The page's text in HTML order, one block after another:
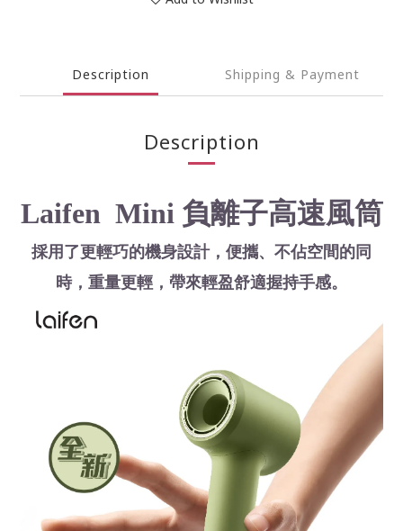
Description Shipping & Payment
Description
Laifen Mini 負離子高速風筒
採用了更輕巧的機身設計，便攜、不佔空間的同
時，重量更輕，帶來輕盈舒適握持手感。